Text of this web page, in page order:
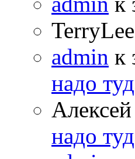
admin к
надо
надо